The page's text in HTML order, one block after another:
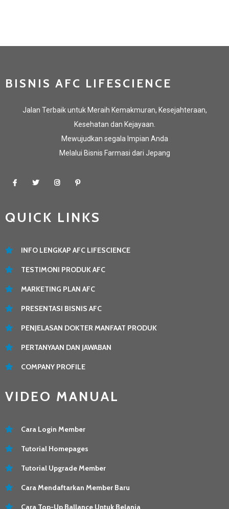
BISNIS AFC LIFESCIENCE
Jalan Terbaik untuk Meraih Kemakmuran, Kesejahteraan,
Kesehatan dan Kejayaan.
Mewujudkan segala Impian Anda
Melalui Bisnis Farmasi dari Jepang
QUICK LINKS
INFO LENGKAP AFC LIFESCIENCE
TESTIMONI PRODUK AFC
MARKETING PLAN AFC
PRESENTASI BISNIS AFC
PENJELASAN DOKTER MANFAAT PRODUK
PERTANYAAN DAN JAWABAN
COMPANY PROFILE
VIDEO MANUAL
Cara Login Member
Tutorial Homepages
Tutorial Upgrade Member
Cara Mendaftarkan Member Baru
Cara Top-Up Ballance Untuk Belanja